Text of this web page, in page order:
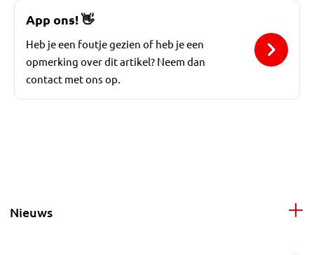
App ons!👋
Heb je een foutje gezien of heb je een
opmerking over dit artikel? Neem dan
contact met ons op.
Nieuws